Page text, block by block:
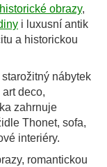
historické obrazy,
i luxusní antik
a historickou
nábytek
deco,
zahrnuje
Thonet, sofa,
interiéry.
romantickou